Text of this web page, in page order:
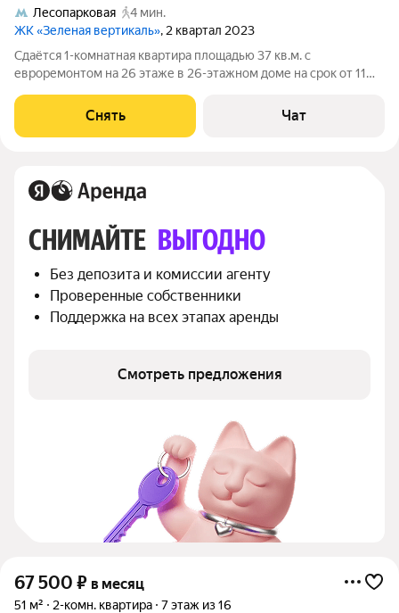
Лесопарковая
4 мин.
ЖК «Зеленая вертикаль», 2 квартал 2023
Сдаётся 1-комнатная квартира площадью 37 кв.м. с
евроремонтом на 26 этаже в 26-этажном доме на срок от 11
Микроволновка Дом - монолитный, окна выходят во двор. В
подъезде 3 лифта - 2 грузовых
Снять Чат
СНИМАЙТЕ ВЫГОДНО
Без депозита и комиссии агенту
Проверенные собственники
Поддержка на всех этапах аренды
Смотреть предложения
67 500 ₽ в месяц
51 м² 2-комн. квартира 7 этаж из 16